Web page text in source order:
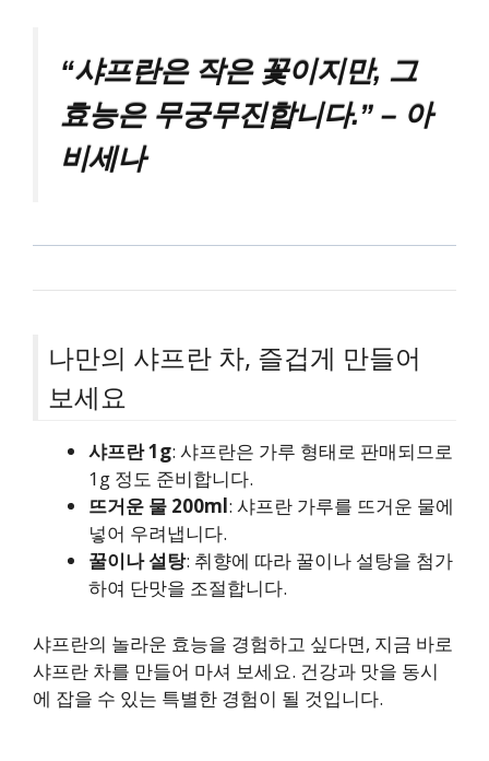
“샤프란은 작은 꽃이지만, 그
효능은 무궁무진합니다.” – 아
비세나
나만의 샤프란 차, 즐겁게 만들어
보세요
샤프란 1g: 샤프란은 가루 형태로 판매되므로
1g 정도 준비합니다.
뜨거운 물 200ml: 샤프란 가루를 뜨거운 물에
넣어 우려냅니다.
꿀이나 설탕: 취향에 따라 꿀이나 설탕을 첨가
하여 단맛을 조절합니다.
샤프란의 놀라운 효능을 경험하고 싶다면, 지금 바로
샤프란 차를 만들어 마셔 보세요. 건강과 맛을 동시
에 잡을 수 있는 특별한 경험이 될 것입니다.